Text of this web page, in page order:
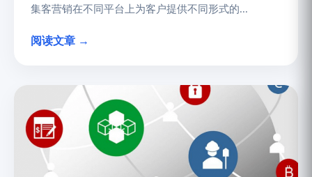
集客营销在不同平台上为客户提供不同形式的...
阅读文章 →